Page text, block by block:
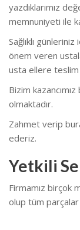
yazdıklarımız
memnuniyeti ile
Sağlıklı
önem veren
usta ellere teslim
Bizim
olmaktadır.
Zahmet verip
ederiz.
Yetkili
Firmamız birçok
olup tüm parçalar